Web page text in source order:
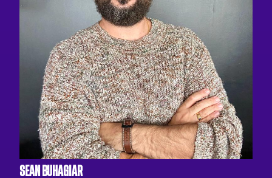
SEAN BUHAGIAR